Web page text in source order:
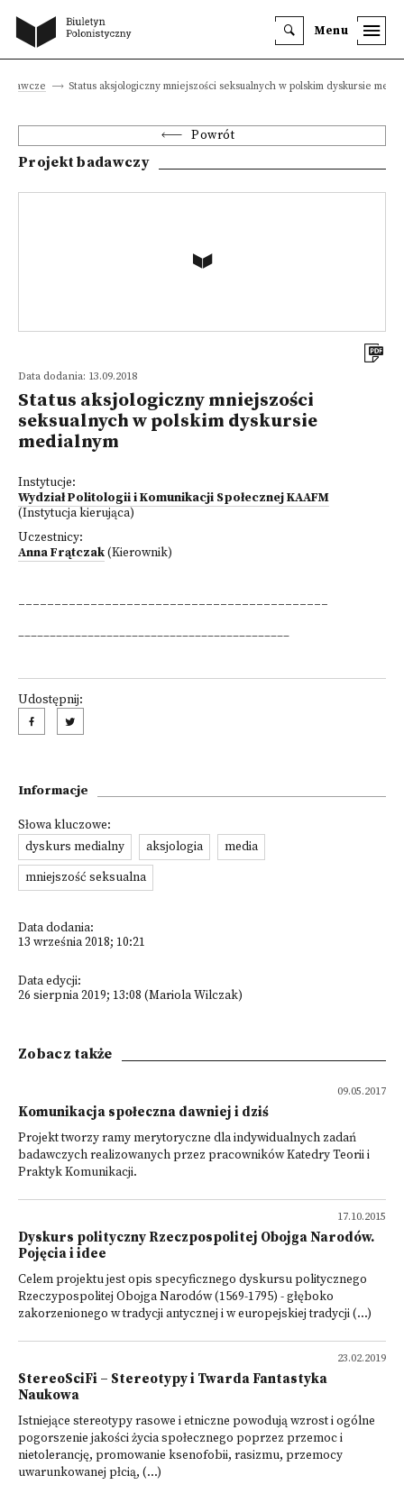
Menu
Status aksjologiczny mniejszości seksualnych w polskim dyskursie
Powrót
Projekt badawczy
Data dodania: 13.09.2018
Status aksjologiczny mniejszości
seksualnych w polskim dyskursie
medialnym
Instytucje:
Wydział Politologii i Komunikacji Społecznej KAAFM
(Instytucja kierująca)
Uczestnicy:
Anna Frątczak(Kierownik)
___________________________________________
___________________________________________
Udostępnij:
Informacje
Słowa kluczowe:
dyskurs medialny
aksjologia
media
mniejszość seksualna
Data dodania:
13 września 2018; 10:21
Data edycji:
26 sierpnia 2019; 13:08 (Mariola Wilczak)
Zobacz także
09.05.2017
Komunikacja społeczna dawniej i dziś
Projekt tworzy ramy merytoryczne dla indywidualnych zadań
badawczych realizowanych przez pracowników Katedry Teorii i
Praktyk Komunikacji.
17.10.2015
Dyskurs polityczny Rzeczpospolitej Obojga Narodów.
Pojęcia i idee
Celem projektu jest opis specyficznego dyskursu politycznego
Rzeczypospolitej Obojga Narodów (1569-1795) - głęboko
zakorzenionego w tradycji antycznej i w europejskiej tradycji (...)
23.02.2019
StereoSciFi – Stereotypy i Twarda Fantastyka
Naukowa
Istniejące stereotypy rasowe i etniczne powodują wzrost i ogólne
pogorszenie jakości życia społecznego poprzez przemoc i
nietolerancję, promowanie ksenofobii, rasizmu, przemocy
uwarunkowanej płcią, (...)